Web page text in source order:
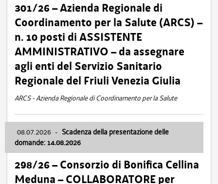
301/26 – Azienda Regionale di
Coordinamento per la Salute (ARCS) –
n. 10 posti di ASSISTENTE
AMMINISTRATIVO – da assegnare
agli enti del Servizio Sanitario
Regionale del Friuli Venezia Giulia
ARCS - Azienda Regionale di Coordinamento per la Salute
08.07.2026 - Scadenza della presentazione delle
domande: 14.08.2026
298/26 – Consorzio di Bonifica Cellina
Meduna – COLLABORATORE per